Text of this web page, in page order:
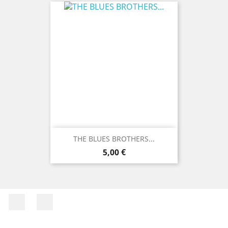
THE BLUES BROTHERS...
Precio
5,00 €